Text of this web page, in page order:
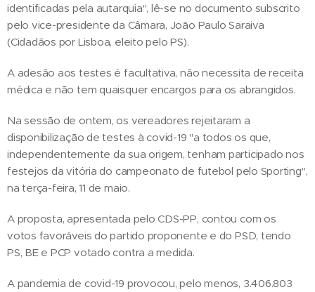
identificadas pela autarquia", lê-se no documento subscrito
pelo vice-presidente da Câmara, João Paulo Saraiva
(Cidadãos por Lisboa, eleito pelo PS).
A adesão aos testes é facultativa, não necessita de receita
médica e não tem quaisquer encargos para os abrangidos.
Na sessão de ontem, os vereadores rejeitaram a
disponibilização de testes à covid-19 "a todos os que,
independentemente da sua origem, tenham participado nos
festejos da vitória do campeonato de futebol pelo Sporting",
na terça-feira, 11 de maio.
A proposta, apresentada pelo CDS-PP, contou com os
votos favoráveis do partido proponente e do PSD, tendo
PS, BE e PCP votado contra a medida.
A pandemia de covid-19 provocou, pelo menos, 3.406.803